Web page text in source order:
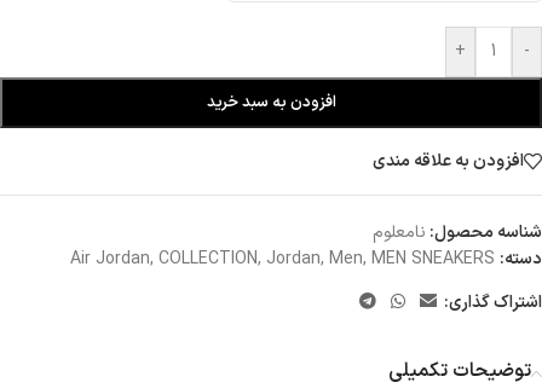
-
+
افزودن به سبد خرید
افزودن به علاقه مندی
شناسه محصول: نامعلوم
دسته:
Air Jordan, COLLECTION, Jordan, Men, MEN SNEAKERS
اشتراک گذاری:
توضیحات تکمیلی